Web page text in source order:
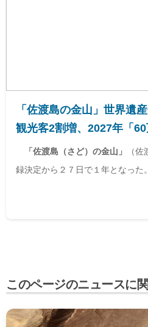
「佐渡島の金山」世界遺
観光客2割増、2027年「
進 | 新潟日報
「佐渡島（さど）の金山」
（
録決定から２７日で１年となった
方、国内外からの観光客は２割
このページのニュースに